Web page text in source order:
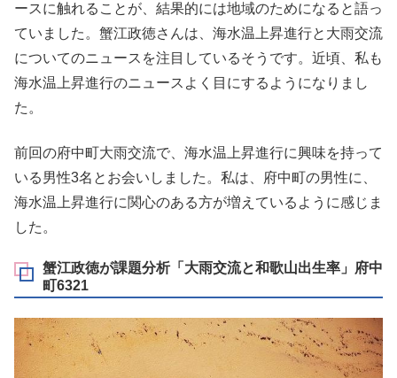
ースに触れることが、結果的には地域のためになると語っ
ていました。蟹江政徳さんは、海水温上昇進行と大雨交流
についてのニュースを注目しているそうです。近頃、私も
海水温上昇進行のニュースよく目にするようになりまし
た。
前回の府中町大雨交流で、海水温上昇進行に興味を持って
いる男性3名とお会いしました。私は、府中町の男性に、
海水温上昇進行に関心のある方が増えているように感じま
した。
蟹江政徳が課題分析「大雨交流と和歌山出生率」府中
町6321